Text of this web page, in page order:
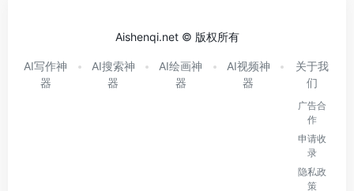
Aishenqi.net © 版权所有
AI写作神
器
AI搜索神
器
AI绘画神
器
AI视频神
器
关于我
们
广告合
作
申请收
录
隐私政
策